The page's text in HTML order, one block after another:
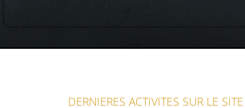
DERNIERES ACTIVITES SUR LE SITE